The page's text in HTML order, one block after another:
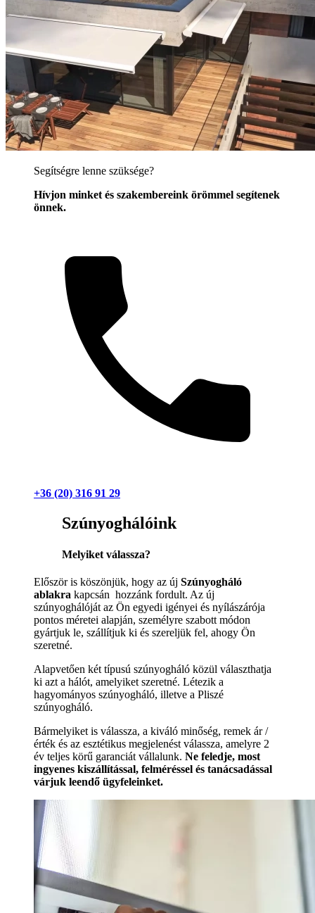
Segítségre lenne szüksége?
Hívjon minket és szakembereink örömmel segítenek
önnek.
+36 (20) 316 91 29
Szúnyoghálóink
Melyiket válassza?
Először is köszönjük, hogy az új Szúnyogháló
ablakra kapcsán hozzánk fordult. Az új
szúnyoghálóját az Ön egyedi igényei és nyílászárója
pontos méretei alapján, személyre szabott módon
gyártjuk le, szállítjuk ki és szereljük fel, ahogy Ön
szeretné.
Alapvetően két típusú szúnyogháló közül választhatja
ki azt a hálót, amelyiket szeretné. Létezik a
hagyományos szúnyogháló, illetve a Pliszé
szúnyogháló.
Bármelyiket is válassza, a kiváló minőség, remek ár /
érték és az esztétikus megjelenést válassza, amelyre 2
év teljes körű garanciát vállalunk. Ne feledje, most
ingyenes kiszállítással, felméréssel és tanácsadással
várjuk leendő ügyfeleinket.